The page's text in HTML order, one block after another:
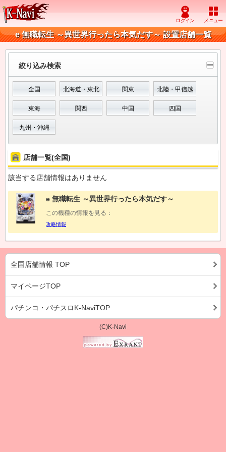
e 無職転生 ～異世界行ったら本気だす～ 設置店舗一覧
絞り込み検索
全国 北海道・東北 関東 北陸・甲信越
東海 関西 中国 四国
九州・沖縄
店舗一覧(全国)
該当する店舗情報はありません
e 無職転生 ～異世界行ったら本気だす～
この機種の情報を見る：
攻略情報
全国店舗情報 TOP
マイページTOP
パチンコ・パチスロK-NaviTOP
(C)K-Navi